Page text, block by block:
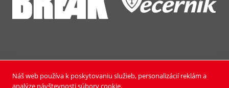
NOVÝ ČAS NEDEĽA © 2024 | PUBLISHING HOUSE, a.s.,
Náš web používa k poskytovaniu služieb, personalizácií reklám a
analýze návštevnosti súbory cookie.